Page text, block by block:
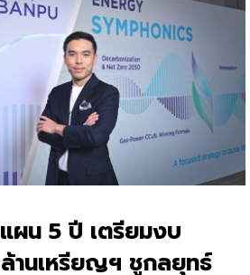
แผน 5 ปี เตรียมงบ
นเหรียญฯ ชูกลยุทธ์